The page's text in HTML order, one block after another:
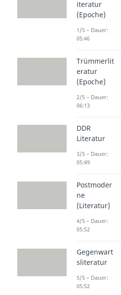
immer mehr
und nicht
Das zeigte sich
zersplitterte
wurde nach
verwaltete
Verwaltungen
bürgerliche
Bürgertums —
Handel oder
fühlten sich
und forderten
Ihr Wunsch
über. Die
rebellierten
schrieben über
nicht
iteratur
(Epoche)
1/5 – Dauer:
05:46
Trümmerlit
eratur
(Epoche)
2/5 – Dauer:
06:13
DDR
Literatur
3/5 – Dauer:
05:49
Postmoder
ne
(Literatur)
4/5 – Dauer:
05:52
Gegenwart
sliteratur
5/5 – Dauer:
05:52